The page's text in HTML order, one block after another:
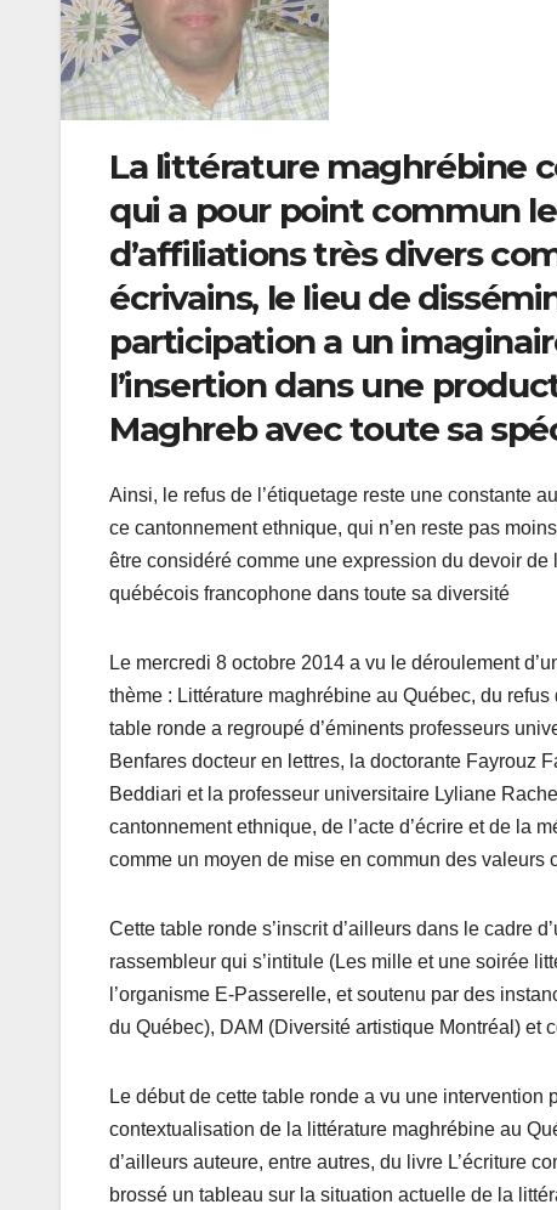
La littérature maghrébine
qui a pour point commun
d’affiliations très divers
écrivains, le lieu de
participation a un
l’insertion dans une
Maghreb avec toute sa
Ainsi, le refus de l’étiquetage reste une constante
ce cantonnement ethnique, qui n’en reste pas
être considéré comme une expression du devoir de
québécois francophone dans toute sa diversité
Le mercredi 8 octobre 2014 a vu le déroulement
thème : Littérature maghrébine au Québec, du
table ronde a regroupé d’éminents professeurs
Benfares docteur en lettres, la doctorante Fayrouz
Beddiari et la professeur universitaire Lyliane
cantonnement ethnique, de l’acte d’écrire et de la
comme un moyen de mise en commun des
Cette table ronde s’inscrit d’ailleurs dans le cadre
rassembleur qui s’intitule (Les mille et une soirée
l’organisme E-Passerelle, et soutenu par des
du Québec), DAM (Diversité artistique Montréal) et
Le début de cette table ronde a vu une
contextualisation de la littérature maghrébine au
d’ailleurs auteure, entre autres, du livre L’écriture
brossé un tableau sur la situation actuelle de la